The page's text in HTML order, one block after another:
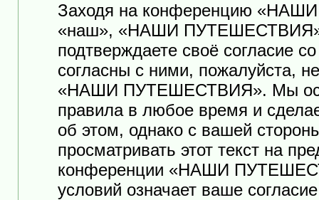
Заходя на конференцию
«наш», «НАШИ ПУТЕШЕСТВИЯ»,
подтверждаете своё согласие
согласны с ними, пожалуйста,
«НАШИ ПУТЕШЕСТВИЯ». Мы
правила в любое время и
об этом, однако с вашей
просматривать этот текст на
конференции «НАШИ
условий означает ваше